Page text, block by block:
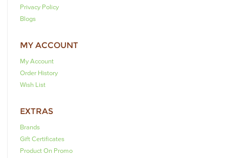
Privacy Policy
Blogs
MY ACCOUNT
My Account
Order History
Wish List
EXTRAS
Brands
Gift Certificates
Product On Promo